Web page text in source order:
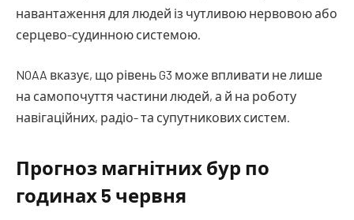
навантаження для людей із чутливою нервовою або
серцево-судинною системою.
NOAA вказує, що рівень G3 може впливати не лише
на самопочуття частини людей, а й на роботу
навігаційних, радіо- та супутникових систем.
Прогноз магнітних бур по
годинах 5 червня